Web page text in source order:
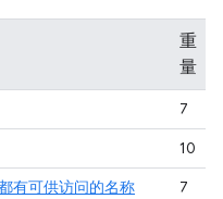
重
量
7
10
有可供访问的名称
7